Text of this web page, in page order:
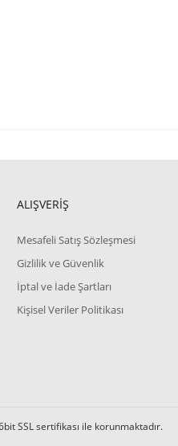
ALIŞVERİŞ
Mesafeli Satış Sözleşmesi
Gizlilik ve Güvenlik
İptal ve İade Şartları
Kişisel Veriler Politikası
SSL sertifikası ile korunmaktadır.